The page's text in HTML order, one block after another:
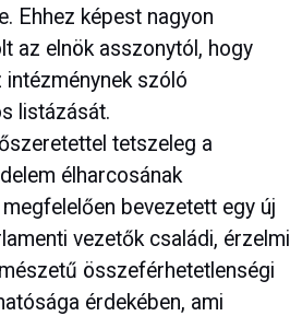
Ehhez képest nagyon
az elnök asszonytól, hogy
intézménynek szóló
listázását.
tetszeleg a
élharcosának
bevezetett egy új
vezetők családi, érzelmi
összeférhetetlenségi
érdekében, ami